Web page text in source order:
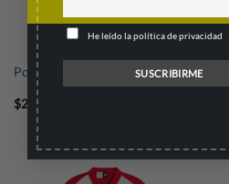
He leído la política de privacidad
Polo Ferrari F1 2026
$2,399.00